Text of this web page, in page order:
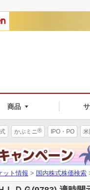
商品
かぶミニ® IPO・PO
ット情報 > 国内株式株価検索